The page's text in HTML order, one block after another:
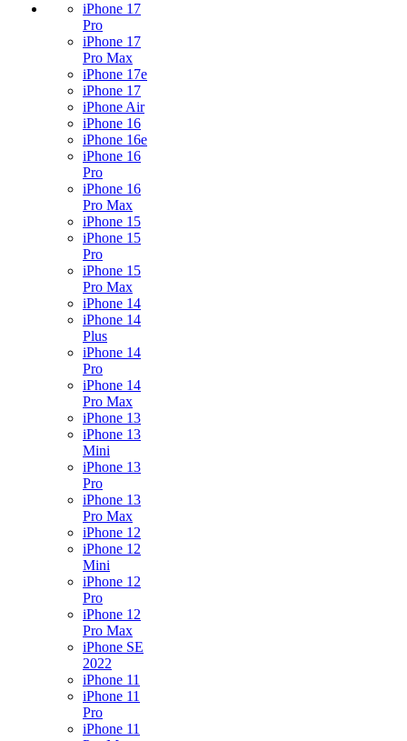
iPhone 17
Pro
iPhone 17
Pro Max
iPhone 17e
iPhone 17
iPhone Air
iPhone 16
iPhone 16e
iPhone 16
Pro
iPhone 16
Pro Max
iPhone 15
iPhone 15
Pro
iPhone 15
Pro Max
iPhone 14
iPhone 14
Plus
iPhone 14
Pro
iPhone 14
Pro Max
iPhone 13
iPhone 13
Mini
iPhone 13
Pro
iPhone 13
Pro Max
iPhone 12
iPhone 12
Mini
iPhone 12
Pro
iPhone 12
Pro Max
iPhone SE
2022
iPhone 11
iPhone 11
Pro
iPhone 11